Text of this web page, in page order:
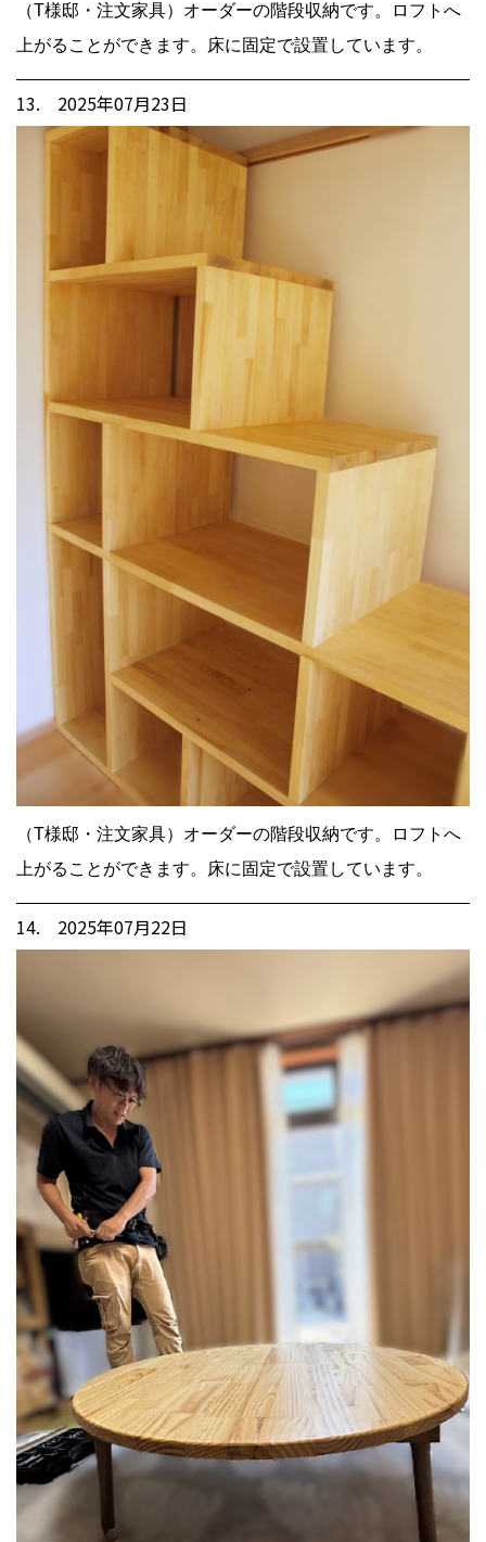
（T様邸・注文家具）オーダーの階段収納です。ロフトへ
上がることができます。床に固定で設置しています。
13. 2025年07月23日
（T様邸・注文家具）オーダーの階段収納です。ロフトへ
上がることができます。床に固定で設置しています。
14. 2025年07月22日